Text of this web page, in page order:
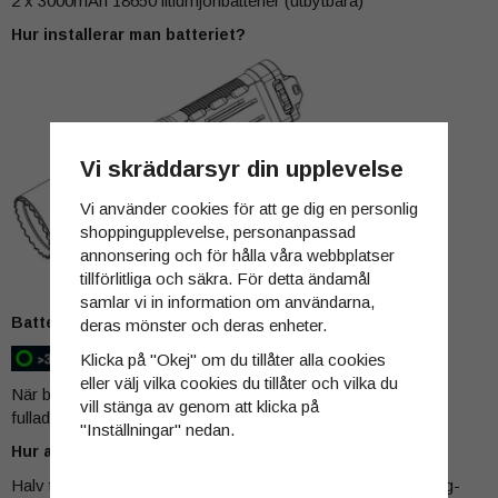
Hur installerar man batteriet?
Batteriindikator
När batteriet laddas blinkar indikatorn rött, och när den är
fulladdad blir indikatorn grön.
Hur använder man den i arbetsläge?
Halv tryckning: Växla ljusstyrkenivåer (Låg-Med1-Med2-Hög-
Vi skräddarsyr din upplevelse
Vi använder cookies för att ge dig en personlig
shoppingupplevelse, personanpassad
annonsering och för hålla våra webbplatser
tillförlitliga och säkra. För detta ändamål
samlar vi in information om användarna,
deras mönster och deras enheter.
Klicka på "Okej" om du tillåter alla cookies
eller välj vilka cookies du tillåter och vilka du
vill stänga av genom att klicka på
"Inställningar" nedan.